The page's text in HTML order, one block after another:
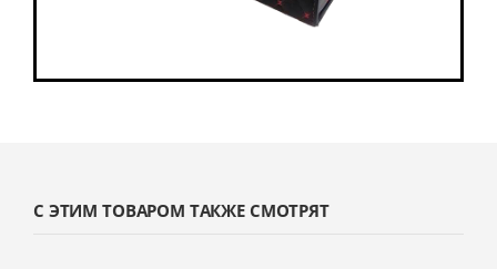
С ЭТИМ ТОВАРОМ ТАКЖЕ СМОТРЯТ